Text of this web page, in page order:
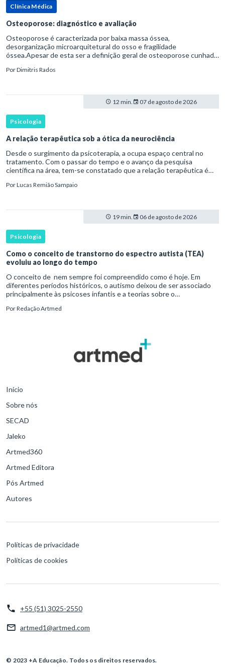
Clínica Médica
Osteoporose: diagnóstico e avaliação
Osteoporose é caracterizada por baixa massa óssea,
desorganização microarquitetural do osso e fragilidade
óssea.Apesar de esta ser a definição geral de osteoporose cunhada
patofisiológico, e não c
PorDimitris Rados
12 min. 07 de agosto de 2026
Psicologia
A relação terapêutica sob a ótica da neurociência
Desde o surgimento da psicoterapia, a ocupa espaço central no
tratamento. Com o passar do tempo e o avanço da pesquisa
científica na área, tem-se constatado que a relação terapêutica é
PorLucas Remião Sampaio
19 min. 06 de agosto de 2026
Psicologia
Como o conceito de transtorno do espectro autista (TEA)
evoluiu ao longo do tempo
O conceito de nem sempre foi compreendido como é hoje. Em
diferentes períodos históricos, o autismo deixou de ser associado
principalmente às psicoses infantis e a teorias sobre o
transtorno do des
PorRedação Artmed
Início
Sobre nós
SECAD
Jaleko
Artmed360
Artmed Editora
Pós Artmed
Autores
Políticas de privacidade
Políticas de cookies
+55 (51) 3025-2550
artmed1@artmed.com
© 2023 +A Educação. Todos os direitos reservados.